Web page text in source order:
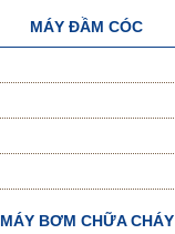
MÁY ĐẦM CÓC
MÁY BƠM CHỮA CHÁY